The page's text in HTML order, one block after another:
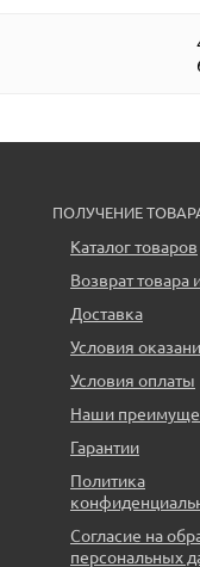
ПОЛУЧЕНИЕ
Каталог товаров
Возврат товара
Доставка
Условия
Условия оплаты
Наши
Гарантии
Политика
Согласие на
персональных